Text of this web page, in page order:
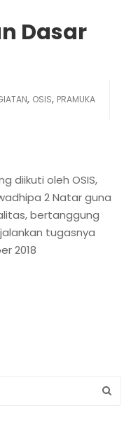
Dasar
, OSIS, PRAMUKA
diikuti oleh OSIS,
2 Natar guna
bertanggung
tugasnya
2018